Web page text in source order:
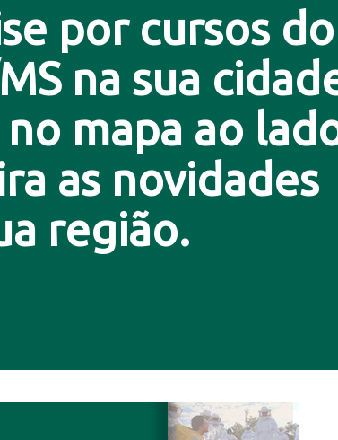
por cursos do
na sua
mapa ao
as novidades
região.